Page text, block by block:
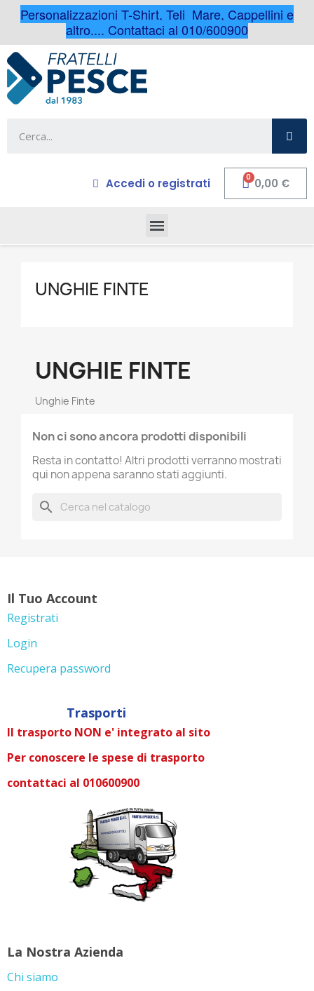
Personalizzazioni T-Shirt, Teli Mare, Cappellini e
altro.... Contattaci al 010/600900
Accedi o registrati 0,00 €
UNGHIE FINTE
UNGHIE FINTE
Unghie Finte
Non ci sono ancora prodotti disponibili
Resta in contatto! Altri prodotti verranno mostrati
qui non appena saranno stati aggiunti.
search
Il Tuo Account
Registrati
Login
Recupera password
Trasporti
Il trasporto NON e' integrato al sito
Per conoscere le spese di trasporto
contattaci al 010600900
La Nostra Azienda
Chi siamo